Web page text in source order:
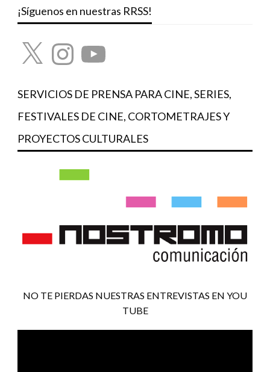
¡Síguenos en nuestras RRSS!
X InstagramYouTube
SERVICIOS DE PRENSA PARA CINE, SERIES,
FESTIVALES DE CINE, CORTOMETRAJES Y
PROYECTOS CULTURALES
NO TE PIERDAS NUESTRAS ENTREVISTAS EN YOU
TUBE